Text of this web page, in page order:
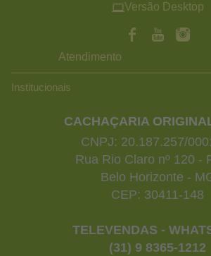
Versão Desktop
Atendimento
Institucionais
CACHAÇARIA
CNPJ: 20.187.257/
Rua Rio Claro nº 120 -
Belo Horizonte -
CEP: 30411-148
TELEVENDAS -
(31) 9 8365-1212